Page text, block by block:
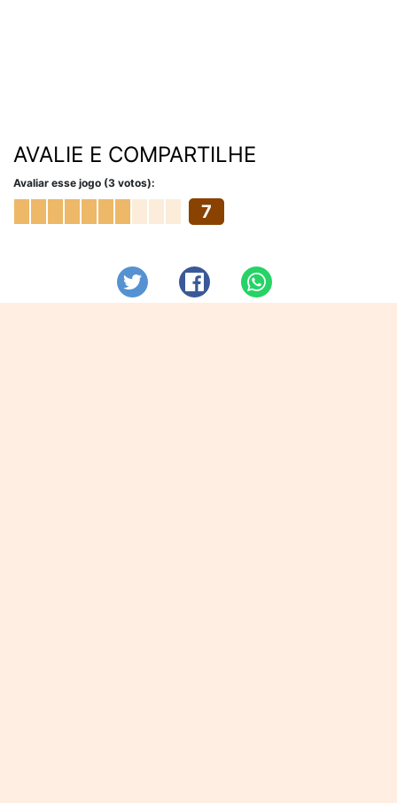
AVALIE E COMPARTILHE
Avaliar esse jogo (3 votos):
7